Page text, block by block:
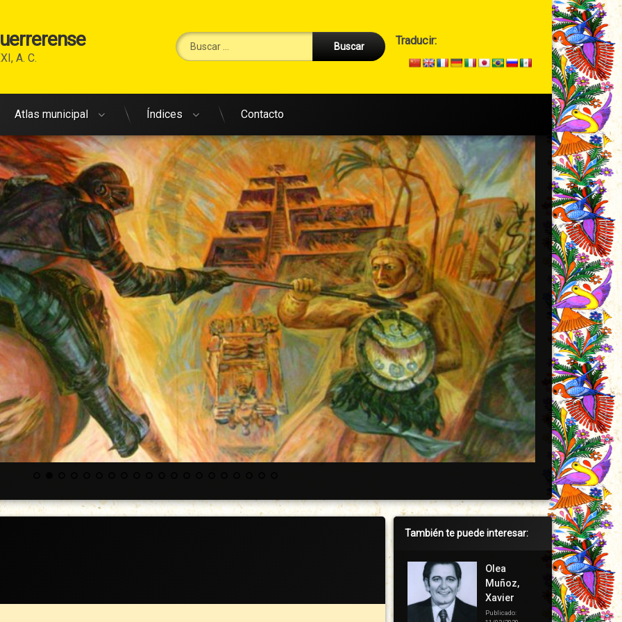
A. C.
Buscar:
→
Secundario
Traducir:
Atlas municipal Índices Contacto
Barra
derecha
También te puede interesar:
Olea
Muñoz,
Xavier
Publicado: